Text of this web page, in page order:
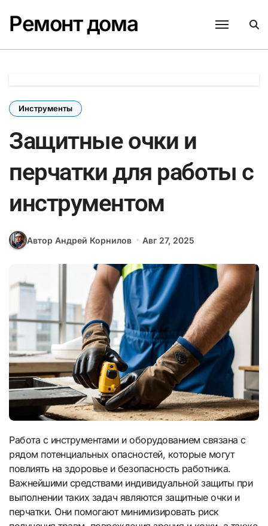
содержанию
Ремонт дома
Инструменты
Защитные очки и
перчатки для работы с
инструментом
Автор Андрей Корнилов Авг 27, 2025
Работа с инструментами и оборудованием связана с
рядом потенциальных опасностей, которые могут
повлиять на здоровье и безопасность работника.
Важнейшими средствами индивидуальной защиты при
выполнении таких задач являются защитные очки и
перчатки. Они помогают минимизировать риск